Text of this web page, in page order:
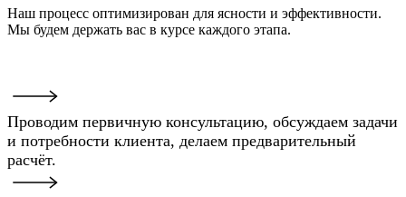
Наш процесс оптимизирован для ясности и эффективности.
Мы будем держать вас в курсе каждого этапа.
Проводим первичную консультацию, обсуждаем задачи
и потребности клиента, делаем предварительный
расчёт.